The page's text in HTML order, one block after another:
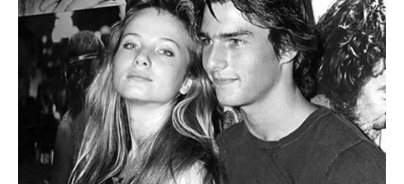
Vodolija
Vodolijama dolazi prilika da ostvare ideju koja im je dugo
bila važna. Jedna osoba pomoći će vam da napravite
veliki korak naprijed.